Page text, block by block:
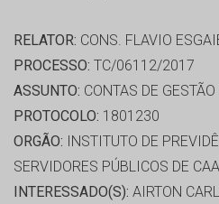
RELATOR: CONS. FLAVIO
PROCESSO: TC/06112/2017
ASSUNTO: CONTAS DE
PROTOCOLO: 1801230
ORGÃO: INSTITUTO DE
SERVIDORES PÚBLICOS DE
INTERESSADO(S): AIRTON